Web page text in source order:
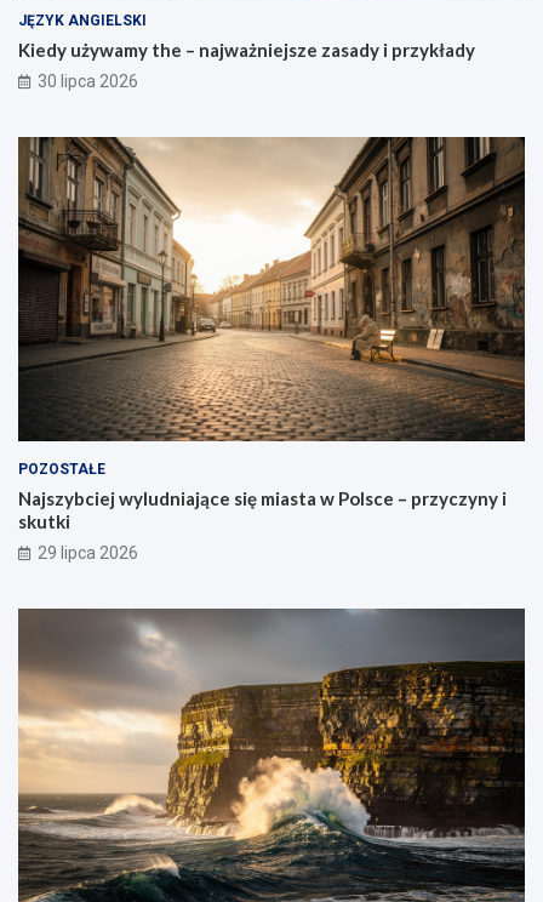
JĘZYK ANGIELSKI
Kiedy używamy the – najważniejsze zasady i przykłady
30 lipca 2026
POZOSTAŁE
Najszybciej wyludniające się miasta w Polsce – przyczyny i
skutki
29 lipca 2026